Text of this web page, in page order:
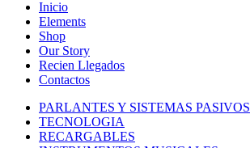
panel
panel
panel
Inicio
Elements
Shop
Our Story
Recien Llegados
Contactos
PARLANTES Y SISTEMAS PASIVOS
TECNOLOGIA
RECARGABLES